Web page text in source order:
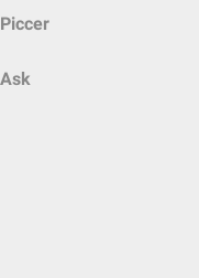
Piccer
Ask